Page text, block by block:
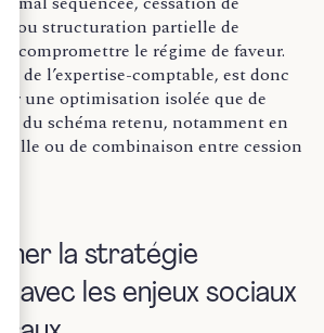
ou structuration partielle de
compromettre le régime de faveur.
de l’expertise-comptable, est donc
une optimisation isolée que de
du schéma retenu, notamment en
ou de combinaison entre cession
la stratégie
avec les enjeux sociaux